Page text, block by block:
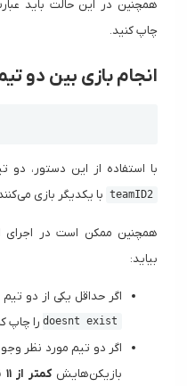
همچنین در این حالت باید
چاپ کنید.
انجام بازی بین دو
با استفاده از این دستور،
teamID2 با یکدیگر بازی
همچنین ممکن است در اجرای
بیاید:
اگر حداقل یکی از دو
doesnt existرا چاپ
اگر دو تیم مورد نظر
بازیکن‌هایشکمتر از ۱۱ نفر